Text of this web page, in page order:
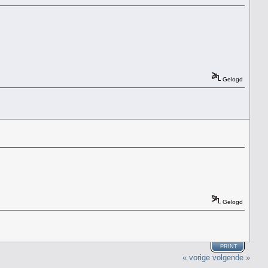
Gelogd
Gelogd
PRINT
« vorige volgende »